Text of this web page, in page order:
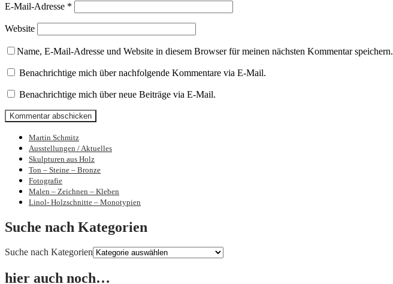
E-Mail-Adresse *
Website
Name, E-Mail-Adresse und Website in diesem Browser für meinen nächsten Kommentar speichern.
Benachrichtige mich über nachfolgende Kommentare via E-Mail.
Benachrichtige mich über neue Beiträge via E-Mail.
Bilder und Skulpturen von Martin Schmitz
Martin Schmitz
Ausstellungen / Aktuelles
Skulpturen aus Holz
Ton – Steine – Bronze
Fotografie
Malen – Zeichnen – Kleben
Linol- Holzschnitte – Monotypien
Suche nach Kategorien
Suche nach Kategorien
hier auch noch…